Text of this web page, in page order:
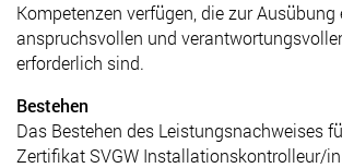
Kompetenzen verfügen, die zur Ausübung
anspruchsvollen und
erforderlich sind.
Bestehen
Das Bestehen des Leistungsnachweises
Zertifikat SVGW Installationskontrolleur/